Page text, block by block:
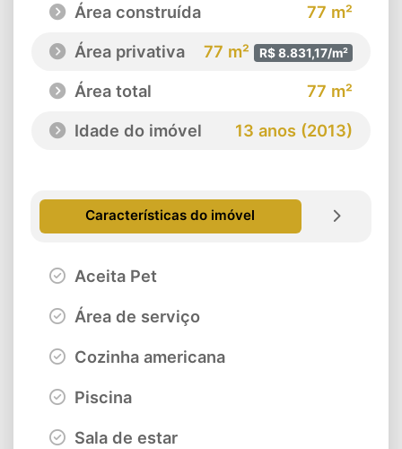
Área construída
77 m²
Área privativa
77 m² R$ 8.831,17/m²
Área total
77 m²
Idade do imóvel
13 anos (2013)
Características do imóvel
Aceita Pet
Área de serviço
Cozinha americana
Piscina
Sala de estar